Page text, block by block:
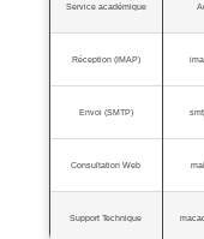
Service académique
Réception (IMAP)
Envoi (SMTP)
Consultation Web
Support Technique